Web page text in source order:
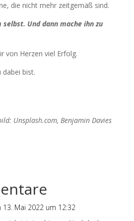
die nicht mehr zeitgemäß sind.
selbst. Und dann mache ihn zu
von Herzen viel Erfolg.
dabei bist.
Unsplash.com, Benjamin Davies
13. Mai 2022 um 12:32